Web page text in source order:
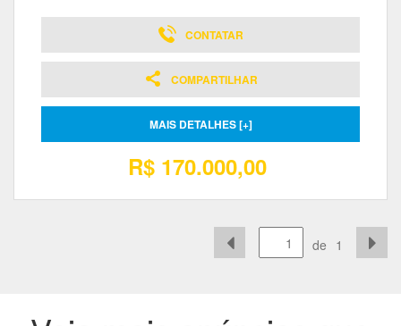
CONTATAR
COMPARTILHAR
MAIS DETALHES [+]
R$ 170.000,00
de 1